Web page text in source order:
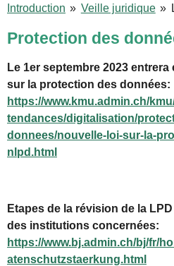
Introduction » Veille juridique »
Protection des
Le 1er septembre 2023
sur la protection des données:
https://www.kmu.admin.ch/
tendances/digitalisation/
donnees/nouvelle-loi-sur-la-
nlpd.html
Etapes de la révision de la
des institutions concernées:
https://www.bj.admin.ch/bj/fr/
atenschutzstaerkung.html